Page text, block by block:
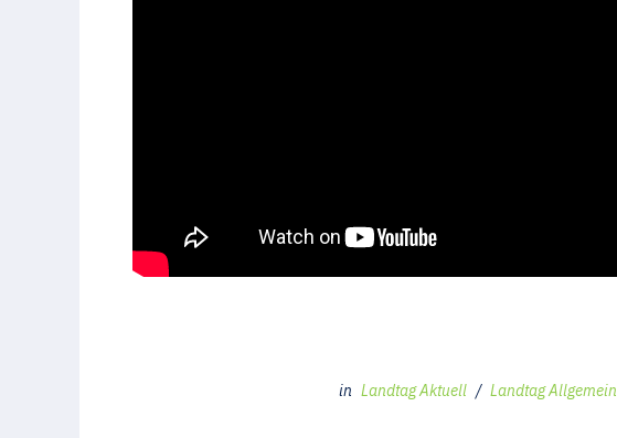
in Landtag Aktuell / Landtag Allgemein